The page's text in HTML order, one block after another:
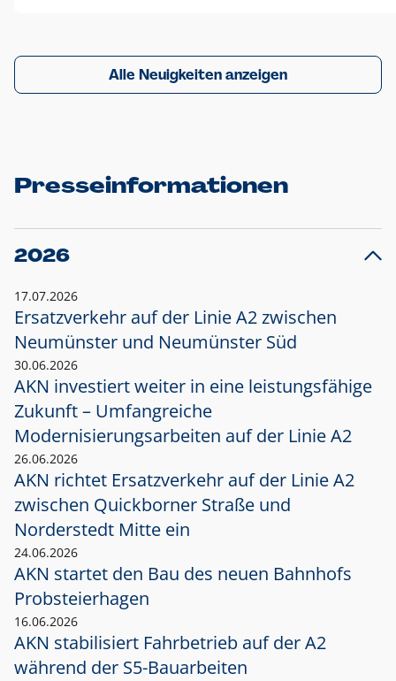
Alle Neuigkeiten anzeigen
Presseinformationen
2026
17.07.2026
Ersatzverkehr auf der Linie A2 zwischen
Neumünster und Neumünster Süd
30.06.2026
AKN investiert weiter in eine leistungsfähige
Zukunft – Umfangreiche
Modernisierungsarbeiten auf der Linie A2
26.06.2026
AKN richtet Ersatzverkehr auf der Linie A2
zwischen Quickborner Straße und
Norderstedt Mitte ein
24.06.2026
AKN startet den Bau des neuen Bahnhofs
Probsteierhagen
16.06.2026
AKN stabilisiert Fahrbetrieb auf der A2
während der S5-Bauarbeiten